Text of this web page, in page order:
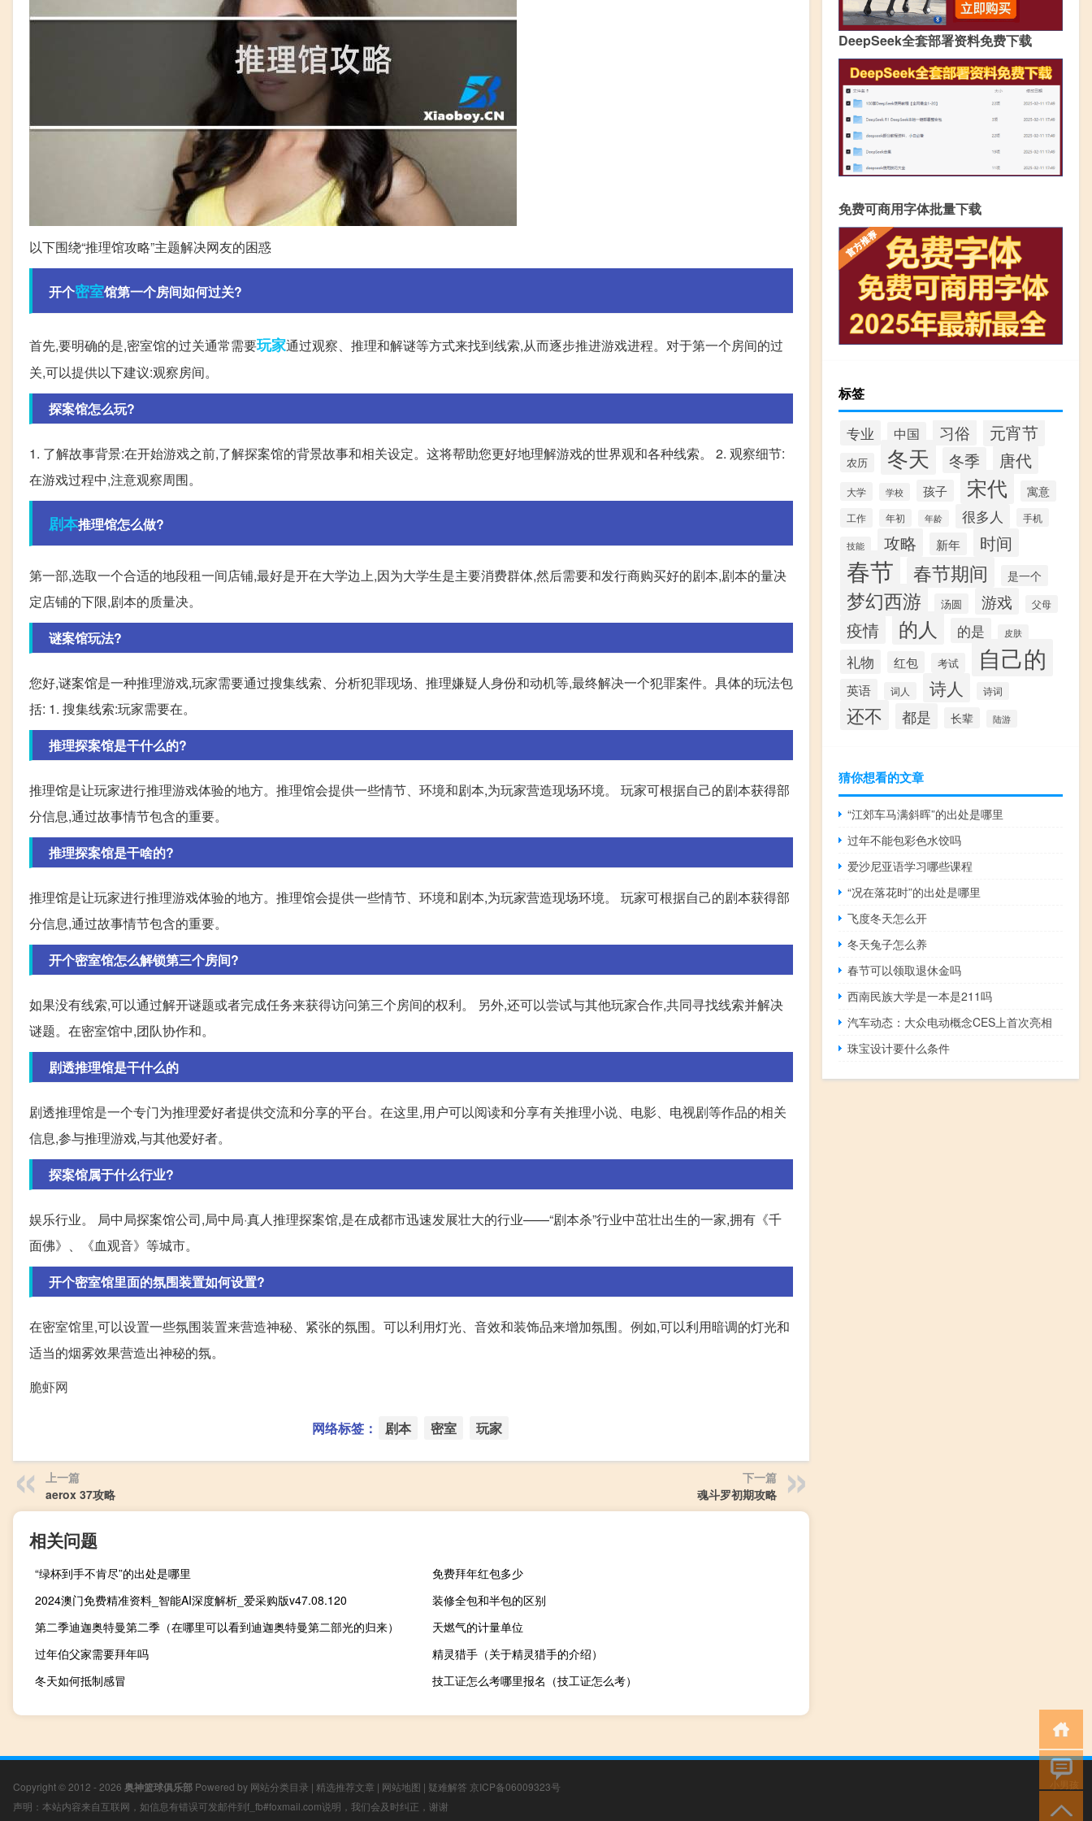
以下围绕“推理馆攻略”主题解决网友的困惑
开个密室馆第一个房间如何过关?
首先,要明确的是,密室馆的过关通常需要玩家通过观察、推理和解谜等方式来找到线索,从而逐步推进游戏进程。对于第一个房间的过
关,可以提供以下建议:观察房间。
探案馆怎么玩?
1. 了解故事背景:在开始游戏之前,了解探案馆的背景故事和相关设定。这将帮助您更好地理解游戏的世界观和各种线索。 2. 观察细节:
在游戏过程中,注意观察周围。
剧本推理馆怎么做?
第一部,选取一个合适的地段租一间店铺,最好是开在大学边上,因为大学生是主要消费群体,然后需要和发行商购买好的剧本,剧本的量决
定店铺的下限,剧本的质量决。
谜案馆玩法?
您好,谜案馆是一种推理游戏,玩家需要通过搜集线索、分析犯罪现场、推理嫌疑人身份和动机等,最终解决一个犯罪案件。具体的玩法包
括: 1. 搜集线索:玩家需要在。
推理探案馆是干什么的?
推理馆是让玩家进行推理游戏体验的地方。推理馆会提供一些情节、环境和剧本,为玩家营造现场环境。 玩家可根据自己的剧本获得部
分信息,通过故事情节包含的重要。
推理探案馆是干啥的?
推理馆是让玩家进行推理游戏体验的地方。推理馆会提供一些情节、环境和剧本,为玩家营造现场环境。 玩家可根据自己的剧本获得部
分信息,通过故事情节包含的重要。
开个密室馆怎么解锁第三个房间?
如果没有线索,可以通过解开谜题或者完成任务来获得访问第三个房间的权利。 另外,还可以尝试与其他玩家合作,共同寻找线索并解决
谜题。在密室馆中,团队协作和。
剧透推理馆是干什么的
剧透推理馆是一个专门为推理爱好者提供交流和分享的平台。在这里,用户可以阅读和分享有关推理小说、电影、电视剧等作品的相关
信息,参与推理游戏,与其他爱好者。
探案馆属于什么行业?
娱乐行业。 局中局探案馆公司,局中局·真人推理探案馆,是在成都市迅速发展壮大的行业——“剧本杀”行业中茁壮出生的一家,拥有《千
面佛》、《血观音》等城市。
开个密室馆里面的氛围装置如何设置?
在密室馆里,可以设置一些氛围装置来营造神秘、紧张的氛围。可以利用灯光、音效和装饰品来增加氛围。例如,可以利用暗调的灯光和
适当的烟雾效果营造出神秘的氛。
脆虾网
网络标签： 剧本 密室 玩家
上一篇
aerox 37攻略
下一篇
魂斗罗初期攻略
相关问题
“绿杯到手不肯尽”的出处是哪里
免费拜年红包多少
2024澳门免费精准资料_智能AI深度解析_爱采购版v47.08.120
装修全包和半包的区别
第二季迪迦奥特曼第二季（在哪里可以看到迪迦奥特曼第二部光的归来）
天燃气的计量单位
过年伯父家需要拜年吗
精灵猎手（关于精灵猎手的介绍）
冬天如何抵制感冒
技工证怎么考哪里报名（技工证怎么考）
DeepSeek全套部署资料免费下载
免费可商用字体批量下载
标签
专业 中国 习俗 元宵节
农历 冬天 冬季 唐代
大学 学校 孩子 宋代 寓意
工作 年初 年龄 很多人 手机
技能 攻略 新年 时间
春节 春节期间 是一个
梦幻西游 汤圆 游戏 父母
疫情 的人 的是 皮肤
礼物 红包 考试 自己的
英语 词人 诗人 诗词
还不 都是 长辈 陆游
猜你想看的文章
“江郊车马满斜晖”的出处是哪里
过年不能包彩色水饺吗
爱沙尼亚语学习哪些课程
“况在落花时”的出处是哪里
飞度冬天怎么开
冬天兔子怎么养
春节可以领取退休金吗
西南民族大学是一本是211吗
汽车动态：​大众电动概念CES上首次亮相
珠宝设计要什么条件
Copyright © 2012 - 2026 奥神篮球俱乐部 Powered by 网站分类目录 | 精选推荐文章 | 网站地图 | 疑难解答 京ICP备06009323号
声明：本站内容来自互联网，如信息有错误可发邮件到f_fb#foxmail.com说明，我们会及时纠正，谢谢
小男孩